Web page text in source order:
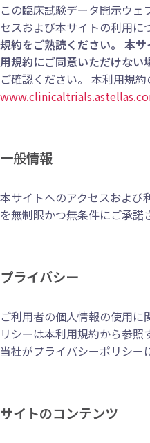
この臨床試験データ開示ウ
セスおよび本サイトの利用
規約をご熟読ください。 本
用規約にご同意いただけない
ご確認ください。 本利用規
一般情報
本サイトへのアクセスおよび
を無制限かつ無条件にご承諾
プライバシー
ご利用者の個人情報の使用
リシーは本利用規約から参
当社がプライバシーポリシー
サイトのコンテンツ